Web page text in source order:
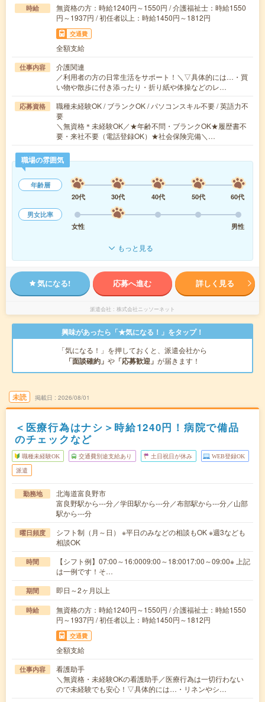
時給
無資格の方：時給1240円～1550円 / 介護福祉士：時給1550
円～1937円 / 初任者以上：時給1450円～1812円
交通費
全額支給
仕事内容
介護関連
／利用者の方の日常生活をサポート！＼▽具体的には…・買
い物や散歩に付き添ったり・折り紙や体操などのレ…
応募資格
職種未経験OK / ブランクOK / パソコンスキル不要 / 英語力不
要
＼無資格＊未経験OK／★年齢不問・ブランクOK★履歴書不
要・来社不要（電話登録OK）★社会保険完備＼…
職場の雰囲気
年齢層
20代
30代 40代 50代
60代
男女比率
女性
男性
もっと見る
気になる! 応募へ進む 詳しく見る
派遣会社 株式会社ニッソーネット
興味があったら「★気になる！」をタップ！
「気になる！」を押しておくと、派遣会社から
「面談確約」 や 「応募歓迎」 が届きます！
未読 掲載日 2026/08/01
＜医療行為はナシ＞時給1240円！病院で備品
のチェックなど
職種未経験OK 交通費別途支給あり 土日祝日が休み WEB登録OK
派遣
勤務地
北海道富良野市
富良野駅から---分／学田駅から---分／布部駅から---分／山部
駅から---分
曜日頻度
シフト制（月～日） ※平日のみなどの相談もOK ※週3なども
相談OK
時間
【シフト例】07:00～16:0009:00～18:0017:00～09:00※ 上記
は一例です！そ…
期間 即日～2ヶ月以上
時給
無資格の方：時給1240円～1550円 / 介護福祉士：時給1550
円～1937円 / 初任者以上：時給1450円～1812円
交通費
全額支給
仕事内容
看護助手
＼無資格・未経験OKの看護助手／医療行為は一切行わない
ので未経験でも安心！▽具体的には…・リネンやシ…